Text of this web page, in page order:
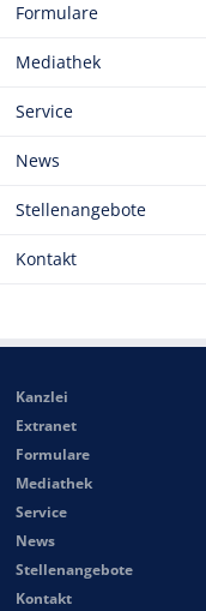
Formulare
Mediathek
Service
News
Stellenangebote
Kontakt
Kanzlei
Extranet
Formulare
Mediathek
Service
News
Stellenangebote
Kontakt